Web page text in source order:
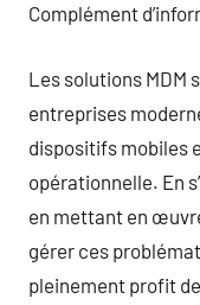
Complément
Les solutions MDM
entreprises
dispositifs mobiles
opérationnelle. En
en mettant en
gérer ces
pleinement profit